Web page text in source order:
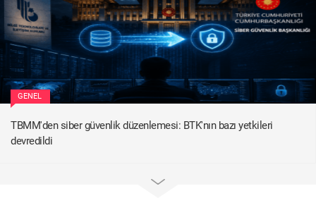
GENEL
TBMM'den siber güvenlik düzenlemesi: BTK'nın bazı yetkileri
devredildi